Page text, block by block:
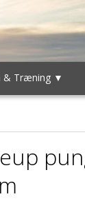
& Træning ▼